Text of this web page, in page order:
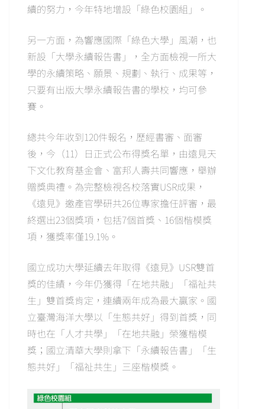
續的努力，今年特地增設「綠色校園組」。
另一方面，為響應國際「綠色大學」風潮，也
新設「大學永續報告書」，全方面檢視一所大
學的永續策略、願景、規劃、執行、成果等，
只要有出版大學永續報告書的學校，均可參
賽。
總共今年收到120件報名，歷經書審、面審
後，今（11）日正式公布得獎名單，由遠見天
下文化教育基金會、富邦人壽共同響應，舉辦
贈獎典禮。為完整檢視各校落實USR成果，
《遠見》邀產官學研共26位專家擔任評審，最
終選出23個獎項，包括7個首獎、16個楷模獎
項，獲獎率僅19.1%。
國立成功大學延續去年取得《遠見》USR雙首
獎的佳績，今年仍獲得「在地共融」「福祉共
生」雙首獎肯定，連續兩年成為最大贏家。國
立臺灣海洋大學以「生態共好」得到首獎，同
時也在「人才共學」「在地共融」榮獲楷模
獎；國立清華大學則拿下「永續報告書」「生
態共好」「福祉共生」三座楷模獎。